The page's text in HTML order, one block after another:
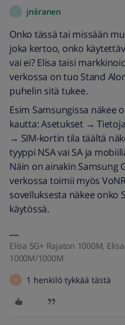
jniiranen
Onko tässä tai missään
joka kertoo, onko
vai ei? Elisa taisi
verkossa on tuo Stand
puhelin sitä tukee.
Esim Samsungissa näkee
kautta: Asetukset →
→ SIM-kortin tila täältä
tyyppi NSA vai SA ja
Näin on ainakin Samsung
verkossa toimii myös
sovelluksesta näkee onko
käytössä.
Elisa 5G+ Rajaton 1000M,
1000M/1000M
H 1 henkilö tykkää tästä